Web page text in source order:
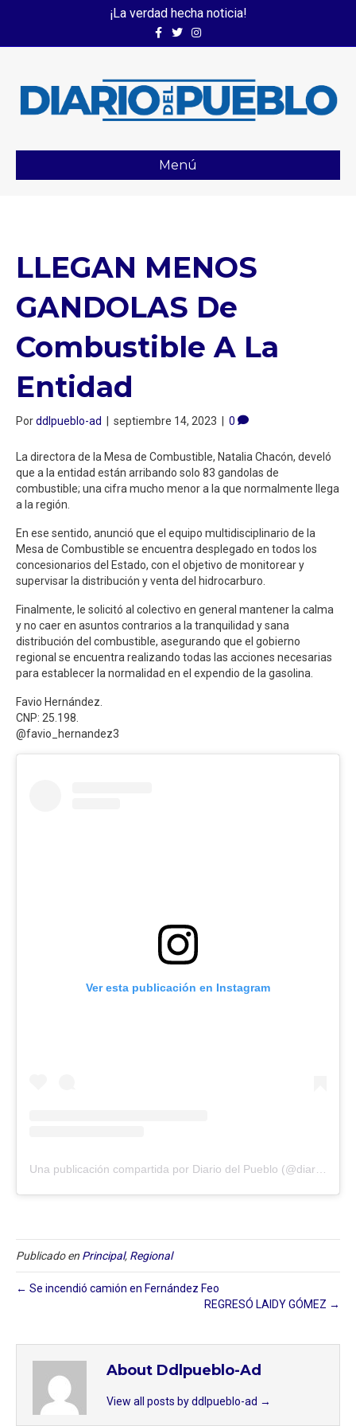
¡La verdad hecha noticia!
FacebookTwitterInstagram
Menú
LLEGAN MENOS
GANDOLAS De
Combustible A La
Entidad
Porddlpueblo-ad | septiembre 14, 2023 | 0
La directora de la Mesa de Combustible, Natalia Chacón, develó
que a la entidad están arribando solo 83 gandolas de
combustible; una cifra mucho menor a la que normalmente llega
a la región.
En ese sentido, anunció que el equipo multidisciplinario de la
Mesa de Combustible se encuentra desplegado en todos los
concesionarios del Estado, con el objetivo de monitorear y
supervisar la distribución y venta del hidrocarburo.
Finalmente, le solicitó al colectivo en general mantener la calma
y no caer en asuntos contrarios a la tranquilidad y sana
distribución del combustible, asegurando que el gobierno
regional se encuentra realizando todas las acciones necesarias
para establecer la normalidad en el expendio de la gasolina.
Favio Hernández.
CNP: 25.198.
@favio_hernandez3
Ver esta publicación en Instagram
Publicado en Principal, Regional
← Se incendió camión en Fernández Feo
REGRESÓ LAIDY GÓMEZ →
About Ddlpueblo-Ad
View all posts by ddlpueblo-ad →